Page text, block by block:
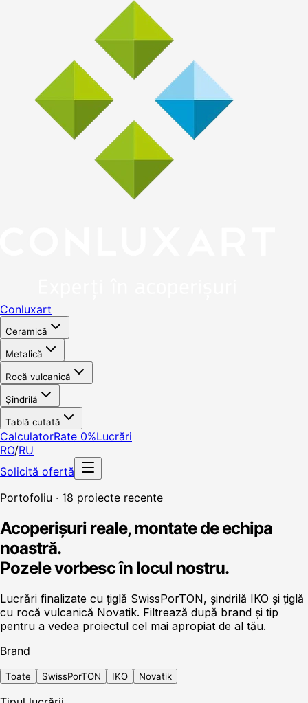
Conluxart
Ceramică
Metalică
Rocă vulcanică
Șindrilă
Tablă cutată
CalculatorRate 0%Lucrări
RO/RU
Solicită ofertă
Portofoliu · 18 proiecte recente
Acoperișuri reale, montate de echipa
noastră.
Pozele vorbesc în locul nostru.
Lucrări finalizate cu țiglă SwissPorTON, șindrilă IKO și țiglă
cu rocă vulcanică Novatik. Filtrează după brand și tip
pentru a vedea proiectul cel mai apropiat de al tău.
Brand
Toate SwissPorTON IKO Novatik